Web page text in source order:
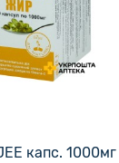
капс.